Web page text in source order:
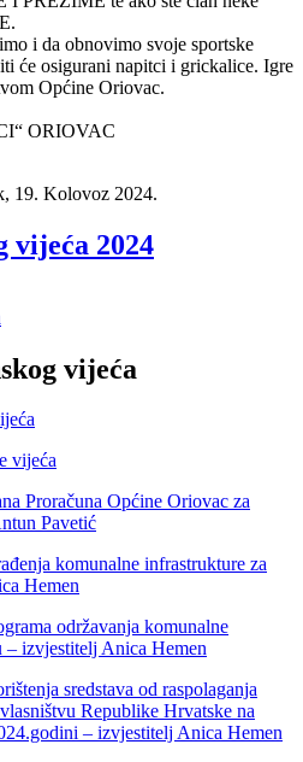
i da obnovimo svoje sportske
će osigurani napitci i grickalice. Igre
Općine Oriovac.
ORIOVAC
19. Kolovoz 2024.
vijeća 2024
vijeća
vijeća
Proračuna Općine Oriovac za
Pavetić
komunalne infrastrukture za
Hemen
održavanja komunalne
– izvjestitelj Anica Hemen
sredstava od raspolaganja
Republike Hrvatske na
– izvjestitelj Anica Hemen